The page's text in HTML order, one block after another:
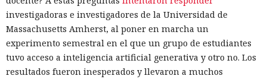
investigadoras e investigadores de la Universidad de
Massachusetts Amherst, al poner en marcha un
experimento semestral en el que un grupo de estudiantes
tuvo acceso a inteligencia artificial generativa y otro no. Los
resultados fueron inesperados y llevaron a muchos